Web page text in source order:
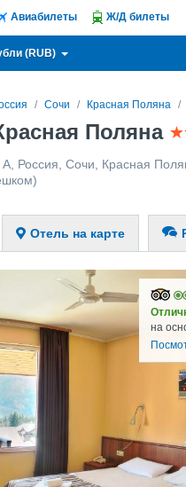
Авиабилеты Ж/Д билеты
(RUB)
Сочи Красная Поляна
Поляна
А Россия Сочи
Красная
Отель на карте
на